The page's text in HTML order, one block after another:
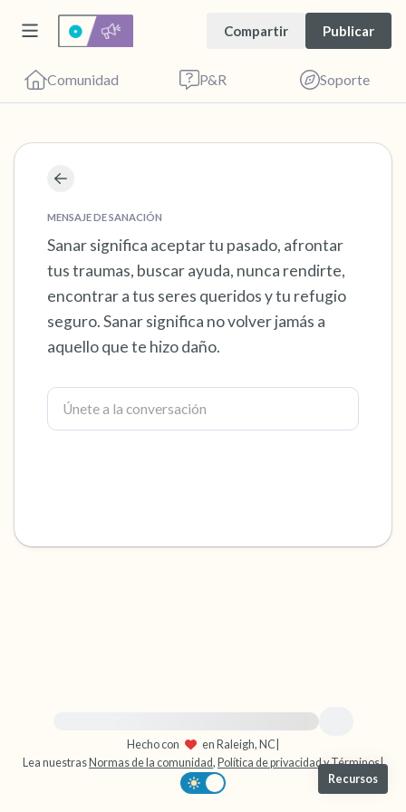
Compartir Publicar
Comunidad P&R Soporte
MENSAJE DE SANACIÓN
Sanar significa aceptar tu pasado, afrontar
tus traumas, buscar ayuda, nunca rendirte,
encontrar a tus seres queridos y tu refugio
seguro. Sanar significa no volver jamás a
aquello que te hizo daño.
Para obtener ayuda inmediata, visite {{resource}}
Hecho con
en Raleigh, NC
Lea nuestras Normas de la comunidad, Política de privacidadyTérminos|
Recursos
Encuentra un lugar cómodo para sentarte.
Cierra los ojos suavemente y respira
profundamente un par de veces: inhala por la
nariz (cuenta hasta 3), exhala por la boca
(cuenta hasta 3). Ahora abre los ojos y mira a
tu alrededor. Nombra lo siguiente en voz
alta:
5 – cosas que puedes ver (puedes mirar
dentro de la habitación y por la ventana)
3 – cosas que puedes oír